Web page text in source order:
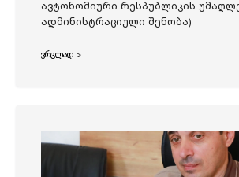
ავტონომიური რესპუბლიკის
ადმინისტრაციული შენობა)
ვრცლად >